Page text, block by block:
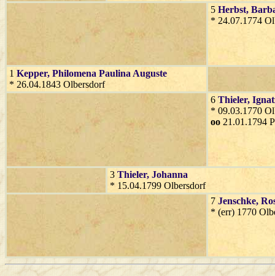
5 Herbst,
* 24.07.1774
1 Kepper, Philomena Paulina Auguste
* 26.04.1843 Olbersdorf
6 Thieler,
* 09.03.1770
oo 21.01.1794
3 Thieler, Johanna
* 15.04.1799 Olbersdorf
7 Jenschke,
* (err) 1770